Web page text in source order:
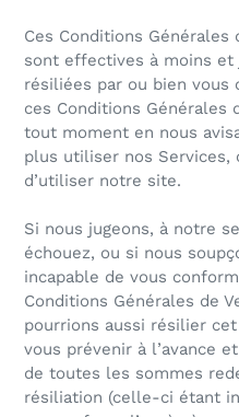
Ces Conditions Générales
sont effectives à moins et
résiliées par ou bien vous
ces Conditions Générales
tout moment en nous
plus utiliser nos Services,
d’utiliser notre site.
Si nous jugeons, à notre
échouez, ou si nous
incapable de vous
Conditions Générales de
pourrions aussi résilier
vous prévenir à l’avance
de toutes les sommes
résiliation (celle-ci étant